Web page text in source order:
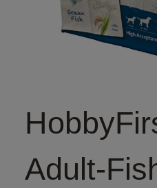
Adult-